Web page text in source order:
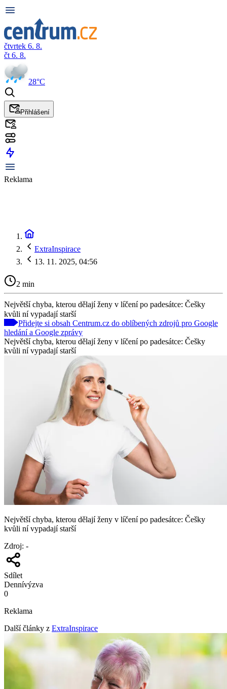
čtvrtek 6. 8.
čt 6. 8.
28°C
Přihlášení
Reklama
ExtraInspirace
13. 11. 2025, 04:56
2 min
Největší chyba, kterou dělají ženy v líčení po padesátce: Češky
kvůli ní vypadají starší
Přidejte si obsah Centrum.cz do oblíbených zdrojů pro Google
hledání a Google zprávy
Největší chyba, kterou dělají ženy v líčení po padesátce: Češky
kvůli ní vypadají starší
Největší chyba, kterou dělají ženy v líčení po padesátce: Češky
kvůli ní vypadají starší
Zdroj: -
Sdílet
Dennívýzva
0
Reklama
Další články z ExtraInspirace